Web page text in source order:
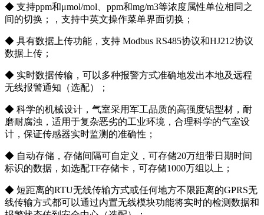
◆ 支持ppm和μmol/mol、ppm和mg/m3等浓度属性单位相同之
间的切换；，支持中英文操作菜单界面切换；
◆ 具有数据上传功能，支持 Modbus RS485协议和HJ212协议
数据上传；
◆ 实时数据传输，可以多种报警方式准确地发出本地及远程
无线报警通知（选配）；
◆ 科学的机械设计，气室采用军工品质的高强度铝型材，耐
磨耐腐浊，适用于复杂恶劣的工业环境，合理科学的气室设
计，保证传感器实时监测的准确性；
◆ 自动存储，存储间隔可自定义，可存储20万组带日期时间
标识的数据，如选配TF存储卡，可存储1000万组以上；
◆ 短距离的RTU无线传输方式或任何地方不限距离的GPRS无
线传输方式都可以通过内置无线模块功能将实时的检测数据和